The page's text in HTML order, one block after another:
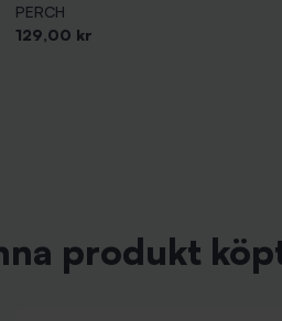
PERCH
Pris
129,00 kr
produkt